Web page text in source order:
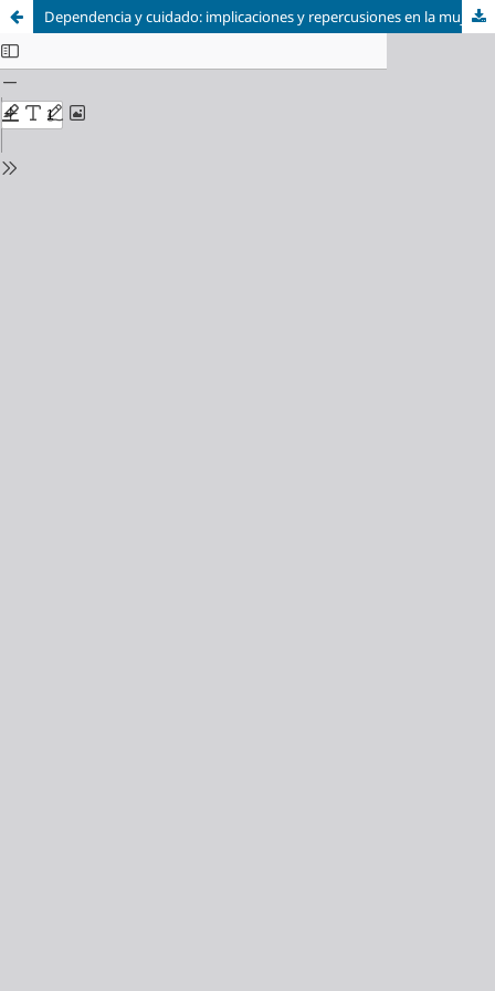
Dependencia y cuidado: implicaciones y repercusiones en la mujer cuidadora